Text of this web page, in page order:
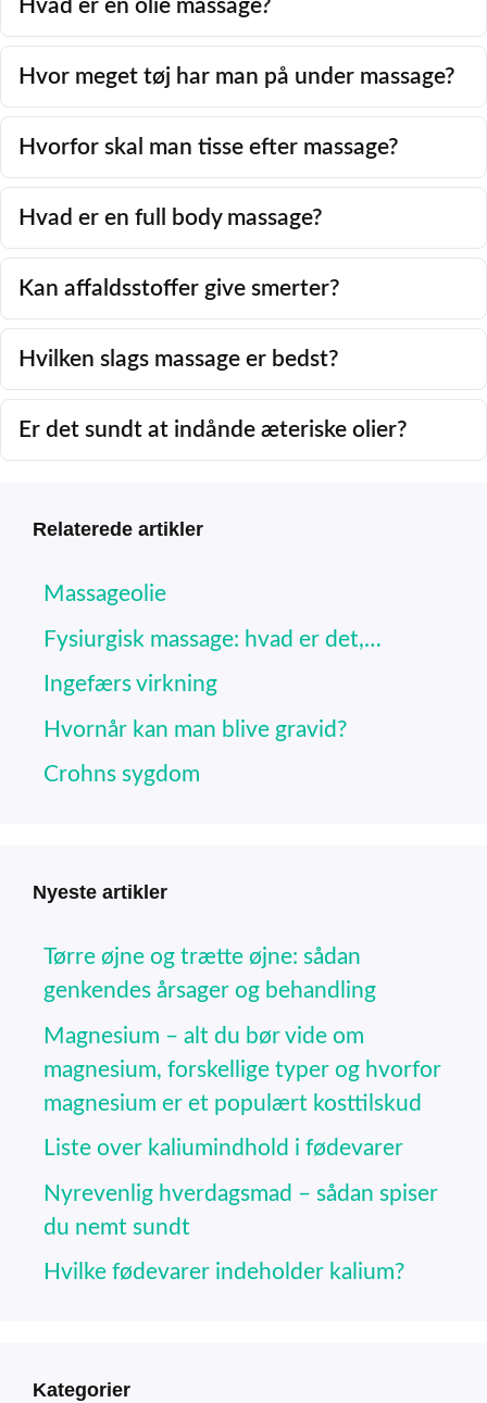
Hvad er en olie massage?
Hvor meget tøj har man på under massage?
Hvorfor skal man tisse efter massage?
Hvad er en full body massage?
Kan affaldsstoffer give smerter?
Hvilken slags massage er bedst?
Er det sundt at indånde æteriske olier?
Relaterede artikler
Massageolie
Fysiurgisk massage: hvad er det,…
Ingefærs virkning
Hvornår kan man blive gravid?
Crohns sygdom
Nyeste artikler
Tørre øjne og trætte øjne: sådan
genkendes årsager og behandling
Magnesium – alt du bør vide om
magnesium, forskellige typer og hvorfor
magnesium er et populært kosttilskud
Liste over kaliumindhold i fødevarer
Nyrevenlig hverdagsmad – sådan spiser
du nemt sundt
Hvilke fødevarer indeholder kalium?
Kategorier